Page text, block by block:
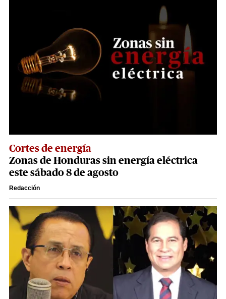
Cortes de energía
Zonas de Honduras sin energía eléctrica
este sábado 8 de agosto
Redacción